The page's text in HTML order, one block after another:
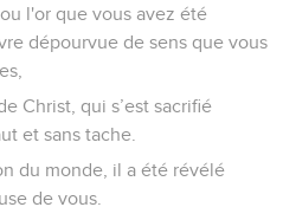
l'or que vous avez été
dépourvue de sens que vous
Christ, qui s’est sacrifié
et sans tache.
du monde, il a été révélé
de vous.